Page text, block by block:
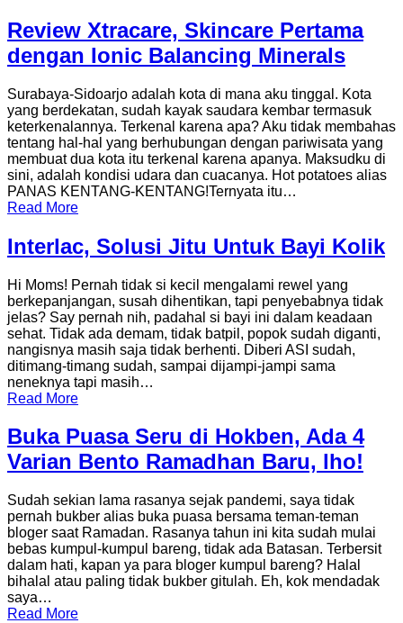
Review Xtracare, Skincare Pertama
dengan Ionic Balancing Minerals
Surabaya-Sidoarjo adalah kota di mana aku tinggal. Kota
yang berdekatan, sudah kayak saudara kembar termasuk
keterkenalannya. Terkenal karena apa? Aku tidak membahas
tentang hal-hal yang berhubungan dengan pariwisata yang
membuat dua kota itu terkenal karena apanya. Maksudku di
sini, adalah kondisi udara dan cuacanya. Hot potatoes alias
PANAS KENTANG-KENTANG!Ternyata itu…
Read More
Interlac, Solusi Jitu Untuk Bayi Kolik
Hi Moms! Pernah tidak si kecil mengalami rewel yang
berkepanjangan, susah dihentikan, tapi penyebabnya tidak
jelas? Say pernah nih, padahal si bayi ini dalam keadaan
sehat. Tidak ada demam, tidak batpil, popok sudah diganti,
nangisnya masih saja tidak berhenti. Diberi ASI sudah,
ditimang-timang sudah, sampai dijampi-jampi sama
neneknya tapi masih…
Read More
Buka Puasa Seru di Hokben, Ada 4
Varian Bento Ramadhan Baru, lho!
Sudah sekian lama rasanya sejak pandemi, saya tidak
pernah bukber alias buka puasa bersama teman-teman
bloger saat Ramadan. Rasanya tahun ini kita sudah mulai
bebas kumpul-kumpul bareng, tidak ada Batasan. Terbersit
dalam hati, kapan ya para bloger kumpul bareng? Halal
bihalal atau paling tidak bukber gitulah. Eh, kok mendadak
saya…
Read More